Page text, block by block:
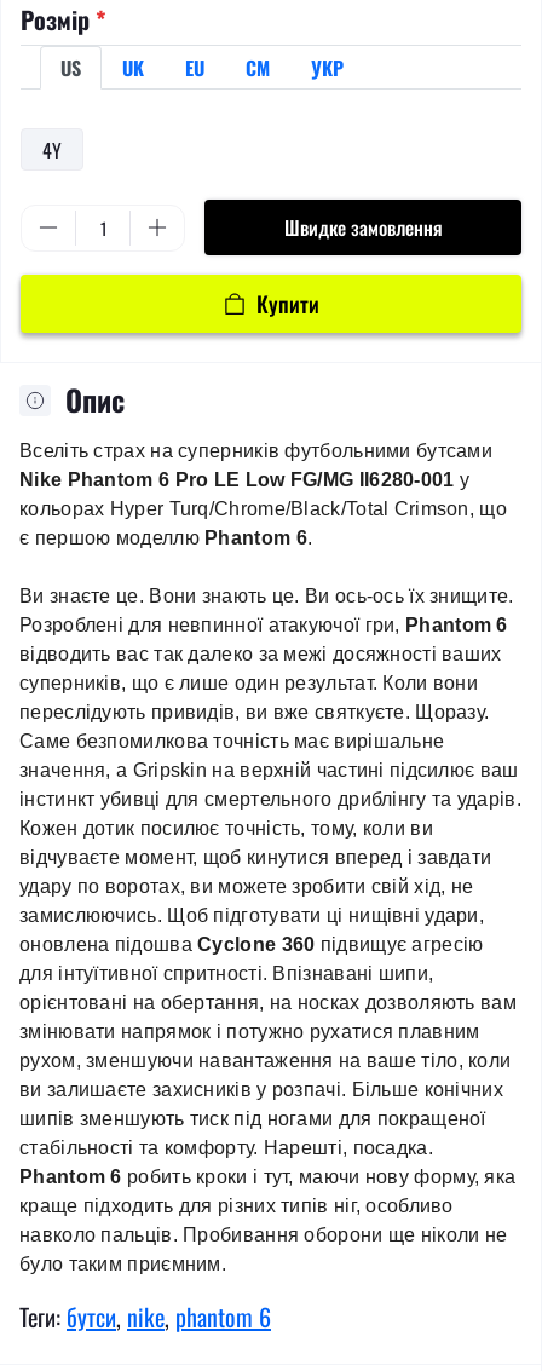
Розмір *
US UK EU СМ УКР
4Y
Швидке замовлення
Купити
Опис
Вселіть страх на суперників футбольними бутсами
Nike Phantom 6 Pro LE Low FG/MG II6280-001 у
кольорах Hyper Turq/Chrome/Black/Total Crimson, що
є першою моделлю Phantom 6.
Ви знаєте це. Вони знають це. Ви ось-ось їх знищите.
Розроблені для невпинної атакуючої гри, Phantom 6
відводить вас так далеко за межі досяжності ваших
суперників, що є лише один результат. Коли вони
переслідують привидів, ви вже святкуєте. Щоразу.
Саме безпомилкова точність має вирішальне
значення, а Gripskin на верхній частині підсилює ваш
інстинкт убивці для смертельного дриблінгу та ударів.
Кожен дотик посилює точність, тому, коли ви
відчуваєте момент, щоб кинутися вперед і завдати
удару по воротах, ви можете зробити свій хід, не
замислюючись. Щоб підготувати ці нищівні удари,
оновлена ​​підошваCyclone 360 ​​підвищує агресію
для інтуїтивної спритності. Впізнавані шипи,
орієнтовані на обертання, на носках дозволяють вам
змінювати напрямок і потужно рухатися плавним
рухом, зменшуючи навантаження на ваше тіло, коли
ви залишаєте захисників у розпачі. Більше конічних
шипів зменшують тиск під ногами для покращеної
стабільності та комфорту. Нарешті, посадка.
Phantom 6 робить кроки і тут, маючи нову форму, яка
краще підходить для різних типів ніг, особливо
навколо пальців. Пробивання оборони ще ніколи не
було таким приємним.
Теги: бутси, nike, phantom 6